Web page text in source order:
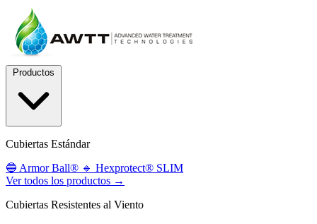
Cubiertas Estándar
🔵 Armor Ball® 🔹 Hexprotect® SLIM
Ver todos los productos →
Cubiertas Resistentes al Viento